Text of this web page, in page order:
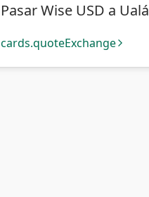
Pasar Wise USD a Ualá
cards.quoteExchange arrow_forward_ios